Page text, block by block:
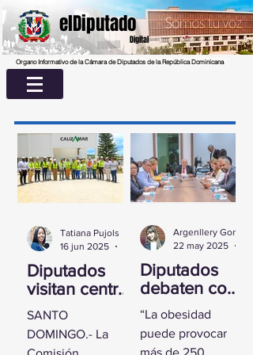
elDiputado
Digital
Organo Informativo de la Cámara de Diputados de la República Dominicana
Diputados
visitan centro
UASD La
Romana para
conocer
SANTO
DOMINGO.- La
Tatiana Pujols
16 jun 2025
Diputados
debaten con
experta
sobre la
obesidad
“La obesidad
puede provocar
más de 250
22 may 2025